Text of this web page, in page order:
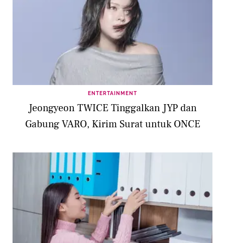
ENTERTAINMENT
Jeongyeon TWICE Tinggalkan JYP dan
Gabung VARO, Kirim Surat untuk ONCE